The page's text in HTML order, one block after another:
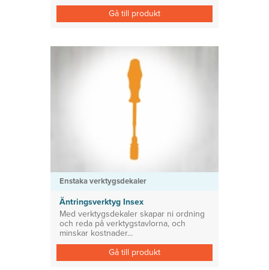
Gå till produkt
Enstaka verktygsdekaler
Äntringsverktyg Insex
Med verktygsdekaler skapar ni ordning
och reda på verktygstavlorna, och
minskar kostnader...
Gå till produkt